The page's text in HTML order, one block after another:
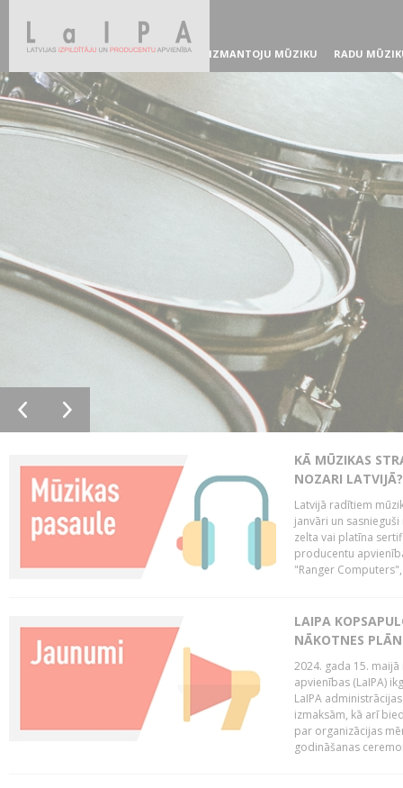
IZMANTOJU MŪZIKU RADU
KĀ MŪZIKAS
NOZARI LATVIJĀ?
Latvijā radītiem
janvāri un
zelta vai platīna
producentu
"Ranger
LAIPA
NĀKOTNES
2024. gada 15.
apvienības (LaIPA)
LaIPA
izmaksām, kā arī
par organizācijas
godināšanas